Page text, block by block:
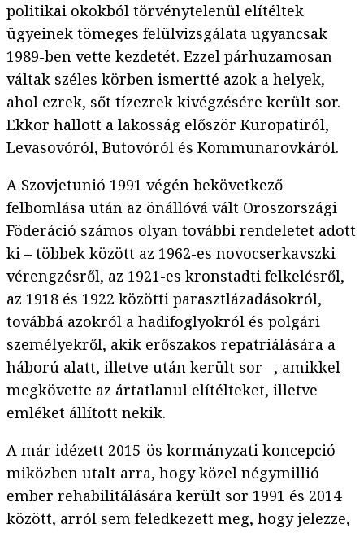
politikai okokból törvénytelenül elítéltek
ügyeinek tömeges felülvizsgálata ugyancsak
1989-ben vette kezdetét. Ezzel párhuzamosan
váltak széles körben ismertté azok a helyek,
ahol ezrek, sőt tízezrek kivégzésére került sor.
Ekkor hallott a lakosság először Kuropatiról,
Levasovóról, Butovóról és Kommunarovkáról.
A Szovjetunió 1991 végén bekövetkező
felbomlása után az önállóvá vált Oroszországi
Föderáció számos olyan további rendeletet adott
ki – többek között az 1962-es novocserkavszki
vérengzésről, az 1921-es kronstadti felkelésről,
az 1918 és 1922 közötti parasztlázadásokról,
továbbá azokról a hadifoglyokról és polgári
személyekről, akik erőszakos repatriálására a
háború alatt, illetve után került sor –, amikkel
megkövette az ártatlanul elítélteket, illetve
emléket állított nekik.
A már idézett 2015-ös kormányzati koncepció
miközben utalt arra, hogy közel négymillió
ember rehabilitálására került sor 1991 és 2014
között, arról sem feledkezett meg, hogy jelezze,